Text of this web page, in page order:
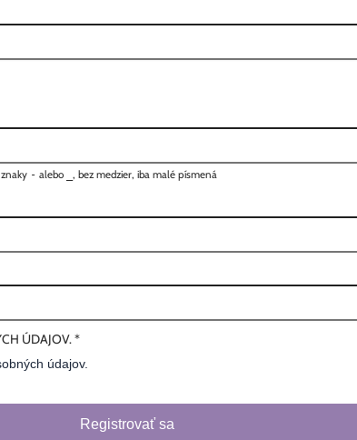
- alebo , bez medzier, iba malé písmená
ÚDAJOV.*
údajov.
Registrovať sa